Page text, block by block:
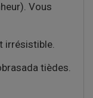
Vous
irrésistible.
tièdes.